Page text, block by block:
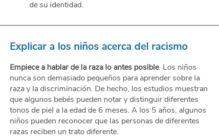
de su identidad.
Explicar a los niños acerca del racismo
Empiece a hablar de la raza lo antes posible. Los niños
nunca son demasiado pequeños para aprender sobre la
raza y la discriminación. De hecho, los estudios muestran
que algunos bebés pueden notar y distinguir diferentes
tonos de piel a la edad de 6 meses. A los 5 años, algunos
niños pueden reconocer que las personas de diferentes
razas reciben un trato diferente.